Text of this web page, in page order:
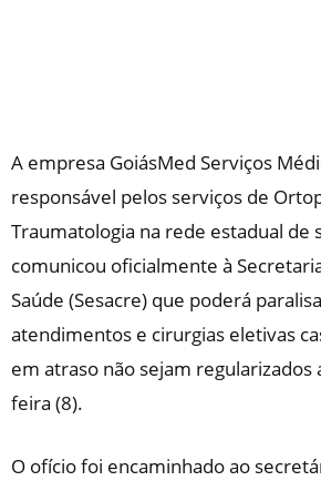
A empresa GoiásMed Serviços
responsável pelos serviços de
Traumatologia na rede estadual de
comunicou oficialmente à
Saúde (Sesacre) que poderá
atendimentos e cirurgias eletivas
em atraso não sejam regularizados
feira (8).
O ofício foi encaminhado ao